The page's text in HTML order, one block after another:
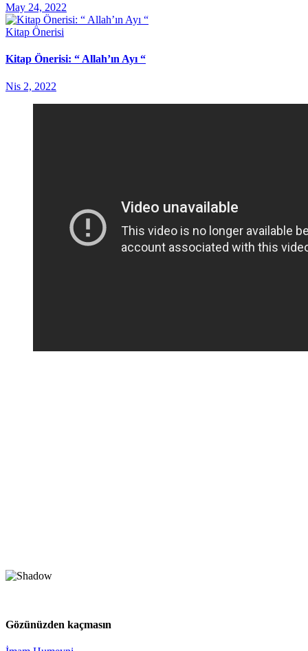
May 24, 2022
Kitap Önerisi
Kitap Önerisi: “ Allah’ın Ayı “
Nis 2, 2022
Gözünüzden kaçmasın